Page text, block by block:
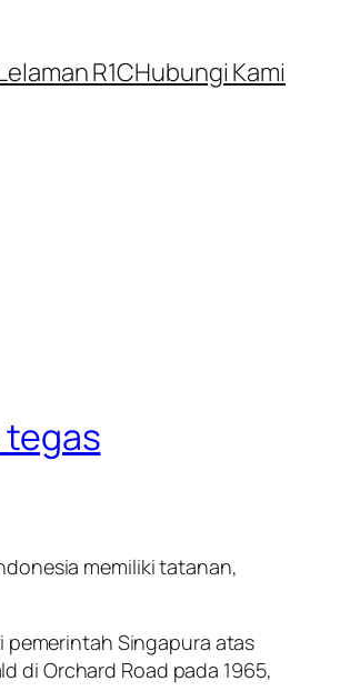
R1CHubungi Kami
tegas
memiliki tatanan,
pemerintah Singapura atas
di Orchard Road pada 1965,